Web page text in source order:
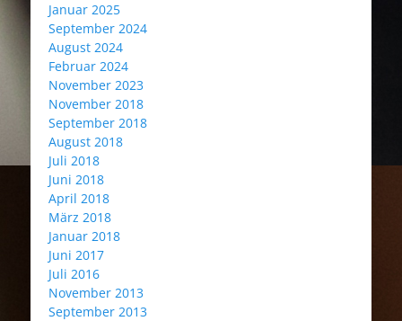
Januar 2025
September 2024
August 2024
Februar 2024
November 2023
November 2018
September 2018
August 2018
Juli 2018
Juni 2018
April 2018
März 2018
Januar 2018
Juni 2017
Juli 2016
November 2013
September 2013